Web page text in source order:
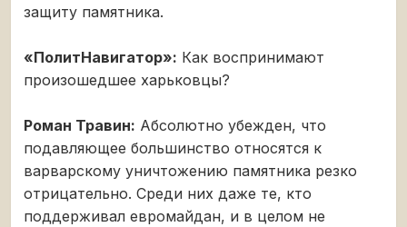
защиту памятника.
«ПолитНавигатор»: Как воспринимают
произошедшее харьковцы?
Роман Травин: Абсолютно убежден, что
подавляющее большинство относятся к
варварскому уничтожению памятника резко
отрицательно. Среди них даже те, кто
поддерживал евромайдан, и в целом не